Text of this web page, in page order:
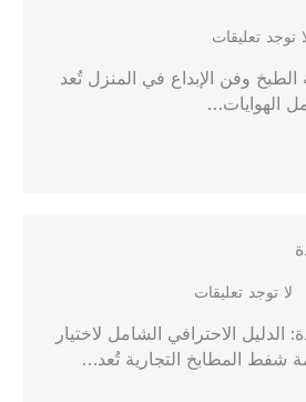
توجد تعليقات
وفن الإبداع في المنزل تُعد
الهوايات…
لا توجد تعليقات
الاحترافي الشامل لاختيار
شفط المطابخ التجارية تُعد…